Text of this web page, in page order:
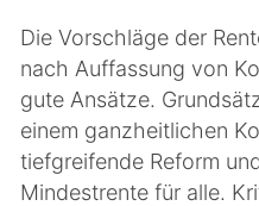
Die Vorschläge der
nach Auffassung von
gute Ansätze.
einem ganzheitlichen
tiefgreifende Reform
Mindestrente für alle.